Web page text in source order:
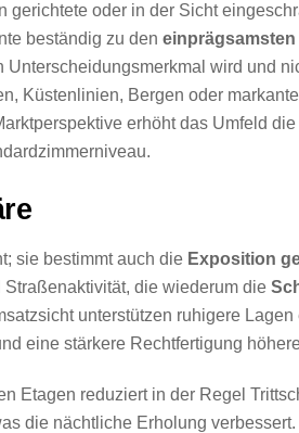
oder in der Sicht
beständig zu den einprägsamsten
wird und
Küstenlinien, Bergen oder
erhöht das Umfeld die
sie bestimmt auch die Exposition
die wiederum die
unterstützen ruhigere
eine stärkere Rechtfertigung
Etagen reduziert in der Regel
die nächtliche Erholung verbessert.